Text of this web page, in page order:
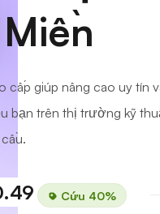
Miền
cấp giúp nâng cao uy tín
bạn trên thị trường kỹ
Cứu 40%